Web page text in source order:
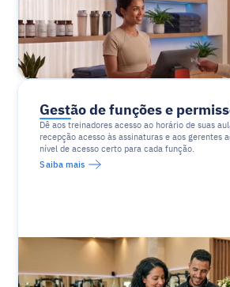
Gestão de funções e
Dê aos treinadores acesso ao horário de suas
recepção acesso às assinaturas e aos gerentes
nível de acesso certo para cada função.
Saiba mais